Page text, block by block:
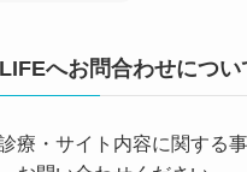
へお問合わせについ
療・サイト内容に関する